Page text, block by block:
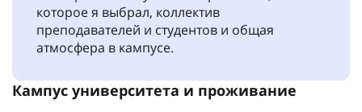
которое я выбрал, коллектив
преподавателей и студентов и общая
атмосфера в кампусе.
Кампус университета и проживание